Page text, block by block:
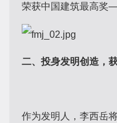
荣获中国建筑最高奖—
二、投身发明创造，
作为发明人，李西岳